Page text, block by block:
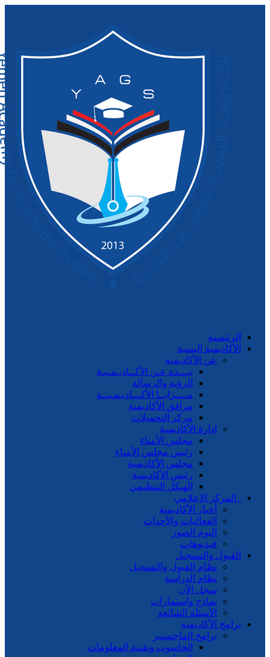
اليمنية
عن الأكاديمية
نبـــذة عـن الأكــاديـمـيـة
الرؤية والرسالة
مــــزايــا الأكـــاديـمـيــة
مرافق الأكاديمية
مركز التحميلات
إدارة الأكاديمية
مجلس الأمناء
رئيس مجلس الأمناء
مجلس الأكاديمية
رئيس الأكاديمية
الهيكل التنظيمي
الإعلامي
أخبار الأكاديمية
الفعاليات والأحداث
البوم الصور
فيديوهات
والتسجيل
نظام القبول والتسجيل
نظام الدراسة
سجل الآن
نماذج واستمارات
الأسئلة الشائعة
الأكاديمية
برامج الماجستير
الحاسوب وتقنية المعلومات